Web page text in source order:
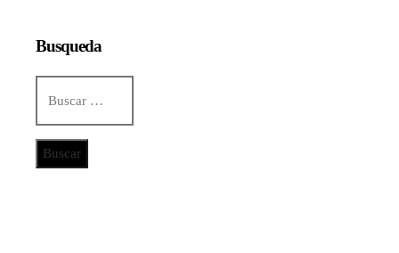
Busqueda